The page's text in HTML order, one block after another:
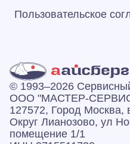
Пользовательское
© 1993–2026
ООО "МАСТЕР-
127572, Город Москва,
Округ Лианозово, ул
помещение 1/1